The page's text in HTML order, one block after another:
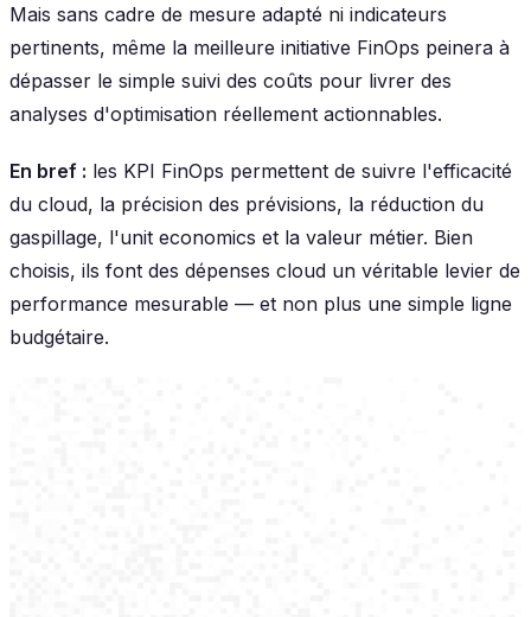
Mais sans cadre de mesure adapté ni indicateurs
pertinents, même la meilleure initiative FinOps peinera à
dépasser le simple suivi des coûts pour livrer des
analyses d'optimisation réellement actionnables.
En bref : les KPI FinOps permettent de suivre l'efficacité
du cloud, la précision des prévisions, la réduction du
gaspillage, l'unit economics et la valeur métier. Bien
choisis, ils font des dépenses cloud un véritable levier de
performance mesurable — et non plus une simple ligne
budgétaire.